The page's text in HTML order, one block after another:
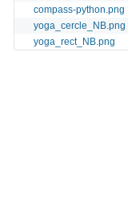
compass-python.png
yoga_cercle_NB.png
yoga_rect_NB.png